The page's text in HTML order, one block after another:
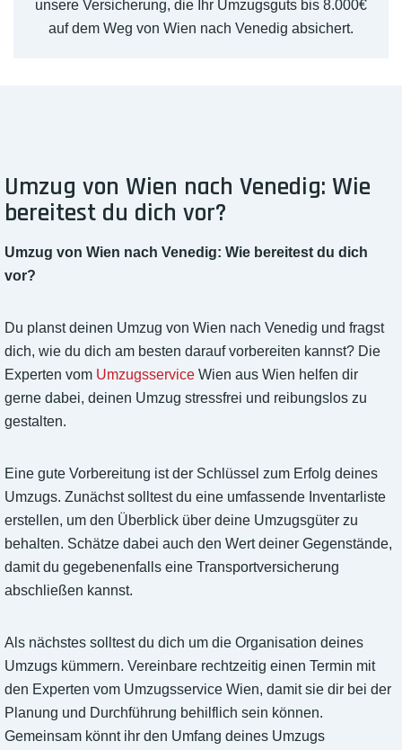
unsere Versicherung, die Ihr Umzugsguts bis 8.000€
auf dem Weg von Wien nach Venedig absichert.
Umzug von Wien nach Venedig: Wie
bereitest du dich vor?
Umzug von Wien nach Venedig: Wie bereitest du dich
vor?
Du planst deinen Umzug von Wien nach Venedig und fragst
dich, wie du dich am besten darauf vorbereiten kannst? Die
Experten vom Umzugsservice Wien aus Wien helfen dir
gerne dabei, deinen Umzug stressfrei und reibungslos zu
gestalten.
Eine gute Vorbereitung ist der Schlüssel zum Erfolg deines
Umzugs. Zunächst solltest du eine umfassende Inventarliste
erstellen, um den Überblick über deine Umzugsgüter zu
behalten. Schätze dabei auch den Wert deiner Gegenstände,
damit du gegebenenfalls eine Transportversicherung
abschließen kannst.
Als nächstes solltest du dich um die Organisation deines
Umzugs kümmern. Vereinbare rechtzeitig einen Termin mit
den Experten vom Umzugsservice Wien, damit sie dir bei der
Planung und Durchführung behilflich sein können.
Gemeinsam könnt ihr den Umfang deines Umzugs